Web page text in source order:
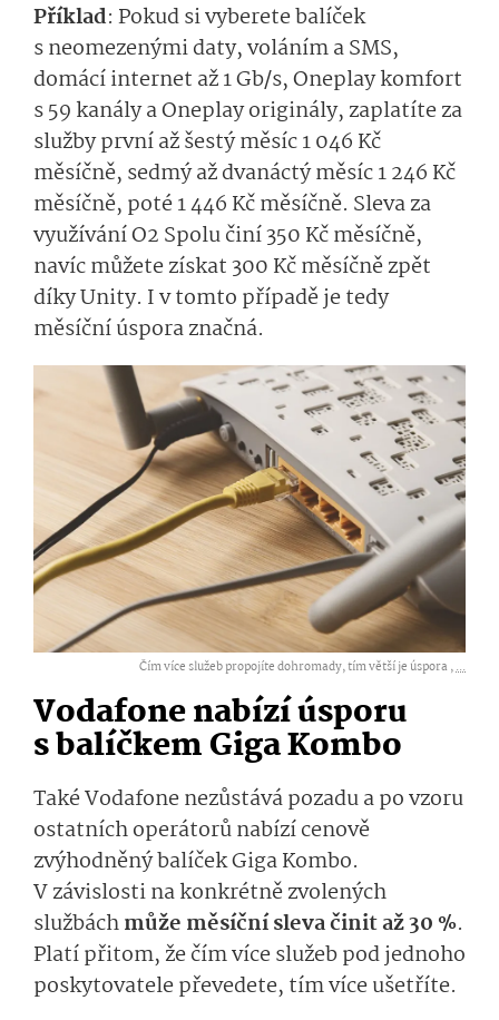
Příklad: Pokud si vyberete balíček
s neomezenými daty, voláním a SMS,
domácí internet až 1 Gb/s, Oneplay komfort
s 59 kanály a Oneplay originály, zaplatíte za
služby první až šestý měsíc 1 046 Kč
měsíčně, sedmý až dvanáctý měsíc 1 246 Kč
měsíčně, poté 1 446 Kč měsíčně. Sleva za
využívání O2 Spolu činí 350 Kč měsíčně,
navíc můžete získat 300 Kč měsíčně zpět
díky Unity. I v tomto případě je tedy
měsíční úspora značná.
Čím více služeb propojíte dohromady, tím větší je úspora ,...
Vodafone nabízí úsporu
s balíčkem Giga Kombo
Také Vodafone nezůstává pozadu a po vzoru
ostatních operátorů nabízí cenově
zvýhodněný balíček Giga Kombo.
V závislosti na konkrétně zvolených
službáchmůže měsíční sleva činit až 30 %.
Platí přitom, že čím více služeb pod jednoho
poskytovatele převedete, tím více ušetříte.